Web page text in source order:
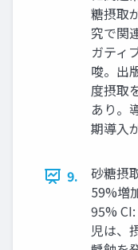
糖摂取
究で関
ガティ
唆。出
度摂取
あり。
期導入
9.
砂糖摂
59%増
95%
児は、